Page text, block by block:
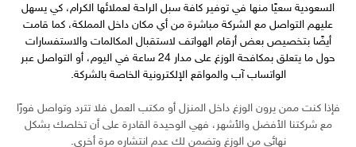
السعودية سعيًا منها في توفير كافة سبل الراحة لعملائها الكرام، كي يسهل
عليهم التواصل مع الشركة مباشرة من أي مكان داخل المملكة، كما قامت
أيضًا بتخصيص بعض أرقام الهواتف لاستقبال المكالمات والاستفسارات
حول ما يتعلق بمكافحة الوزغ على مدار 24 ساعة في اليوم، أو التواصل عبر
الواتساب آب والمواقع الإلكترونية الخاصة بالشركة.
فإذا كنت ممن يرون الوزغ داخل المنزل أو مكتب العمل فلا تترد وتواصل فورًا
مع شركتنا الأفضل والأشهر، فهي الوحيدة القادرة على أن تخلصك بشكل
نهائي من الوزغ وتضمن لك عدم انتشاره مرة أخرى.